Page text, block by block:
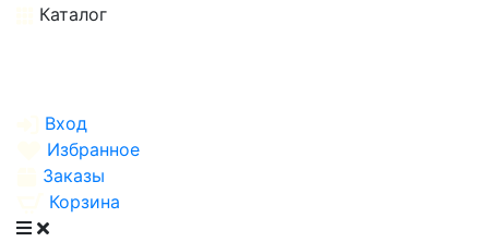
Каталог
Вход
Избранное
Заказы
Корзина